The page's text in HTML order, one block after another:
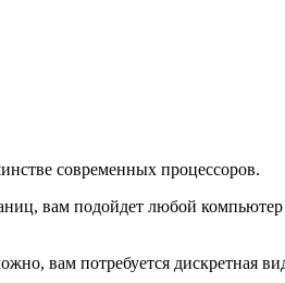
современных процессоров.
вам подойдет любой компьютер
вам потребуется дискретная